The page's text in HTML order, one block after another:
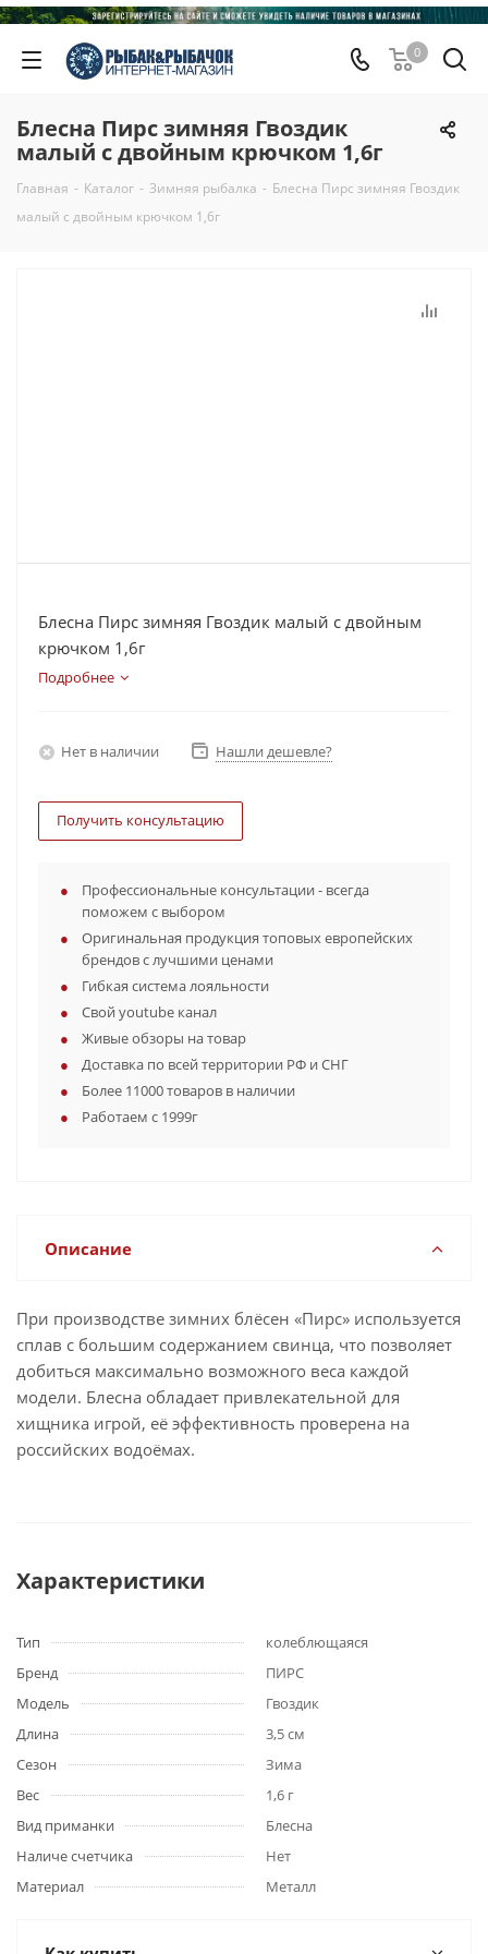
0
Блесна Пирс зимняя Гвоздик
малый с двойным крючком 1,6г
Главная - Каталог - Зимняя рыбалка - Блесна Пирс зимняя Гвоздик
малый с двойным крючком 1,6г
Блесна Пирс зимняя Гвоздик малый с двойным
крючком 1,6г
Подробнее
Нет в наличии Нашли дешевле?
Получить консультацию
Профессиональные консультации - всегда
поможем с выбором
Оригинальная продукция топовых европейских
брендов с лучшими ценами
Гибкая система лояльности
Свой youtube канал
Живые обзоры на товар
Доставка по всей территории РФ и СНГ
Более 11000 товаров в наличии
Работаем с 1999г
Описание
При производстве зимних блёсен «Пирс» используется
сплав с большим содержанием свинца, что позволяет
добиться максимально возможного веса каждой
модели. Блесна обладает привлекательной для
хищника игрой, её эффективность проверена на
российских водоёмах.
Характеристики
Тип
колеблющаяся
Бренд
ПИРС
Модель
Гвоздик
Длина
3,5 см
Сезон
Зима
Вес
1,6 г
Вид приманки
Блесна
Наличе счетчика
Нет
Материал
Металл